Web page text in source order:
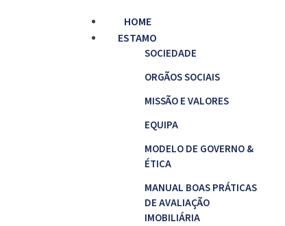
HOME
ESTAMO
SOCIEDADE
ORGÃOS SOCIAIS
MISSÃO E VALORES
EQUIPA
MODELO DE GOVERNO &
ÉTICA
MANUAL BOAS PRÁTICAS
DE AVALIAÇÃO
IMOBILIÁRIA